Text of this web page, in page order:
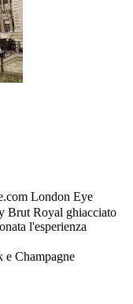
London Eye
Brut Royal ghiacciato
l'esperienza
e Champagne